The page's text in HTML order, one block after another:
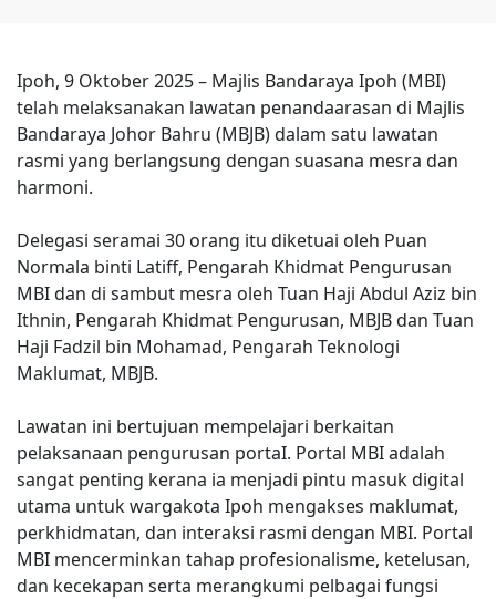
Ipoh, 9 Oktober 2025 – Majlis Bandaraya Ipoh (MBI)
telah melaksanakan lawatan penandaarasan di Majlis
Bandaraya Johor Bahru (MBJB) dalam satu lawatan
rasmi yang berlangsung dengan suasana mesra dan
harmoni.
Delegasi seramai 30 orang itu diketuai oleh Puan
Normala binti Latiff, Pengarah Khidmat Pengurusan
MBI dan di sambut mesra oleh Tuan Haji Abdul Aziz bin
Ithnin, Pengarah Khidmat Pengurusan, MBJB dan Tuan
Haji Fadzil bin Mohamad, Pengarah Teknologi
Maklumat, MBJB.
Lawatan ini bertujuan mempelajari berkaitan
pelaksanaan pengurusan portaI. Portal MBI adalah
sangat penting kerana ia menjadi pintu masuk digital
utama untuk wargakota Ipoh mengakses maklumat,
perkhidmatan, dan interaksi rasmi dengan MBI. Portal
MBI mencerminkan tahap profesionalisme, ketelusan,
dan kecekapan serta merangkumi pelbagai fungsi